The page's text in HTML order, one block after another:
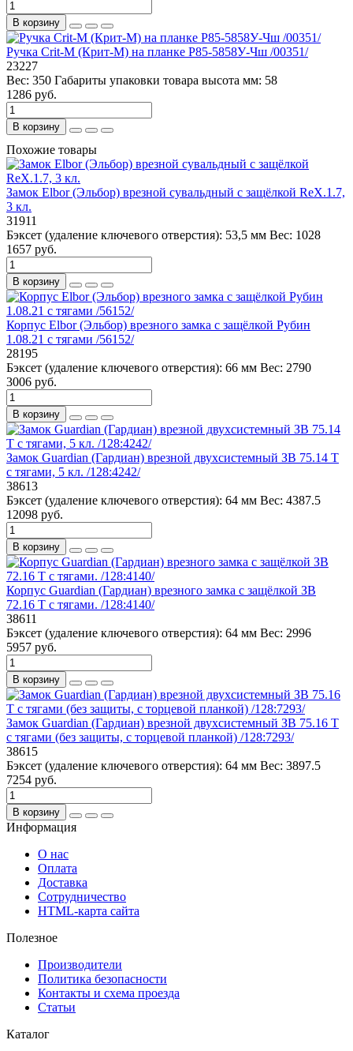
В корзину
Ручка Crit-M (Крит-М) на планке Р85-5858У-Чш /00351/
23227
Вес: 350 Габариты упаковки товара высота мм: 58
1286 руб.
В корзину
Похожие товары
Замок Elbor (Эльбор) врезной сувальдный с защёлкой RеХ.1.7,
3 кл.
31911
Бэксет (удаление ключевого отверстия): 53,5 мм Вес: 1028
1657 руб.
В корзину
Корпус Elbor (Эльбор) врезного замка с защёлкой Рубин
1.08.21 с тягами /56152/
28195
Бэксет (удаление ключевого отверстия): 66 мм Вес: 2790
3006 руб.
В корзину
Замок Guardian (Гардиан) врезной двухсистемный ЗВ 75.14 Т
с тягами, 5 кл. /128:4242/
38613
Бэксет (удаление ключевого отверстия): 64 мм Вес: 4387.5
12098 руб.
В корзину
Корпус Guardian (Гардиан) врезного замка с защёлкой ЗВ
72.16 Т с тягами. /128:4140/
38611
Бэксет (удаление ключевого отверстия): 64 мм Вес: 2996
5957 руб.
В корзину
Замок Guardian (Гардиан) врезной двухсистемный ЗВ 75.16 Т
с тягами (без защиты, с торцевой планкой) /128:7293/
38615
Бэксет (удаление ключевого отверстия): 64 мм Вес: 3897.5
7254 руб.
В корзину
Информация
О нас
Оплата
Доставка
Сотрудничество
HTML-карта сайта
Полезное
Производители
Политика безопасности
Контакты и схема проезда
Статьи
Каталог